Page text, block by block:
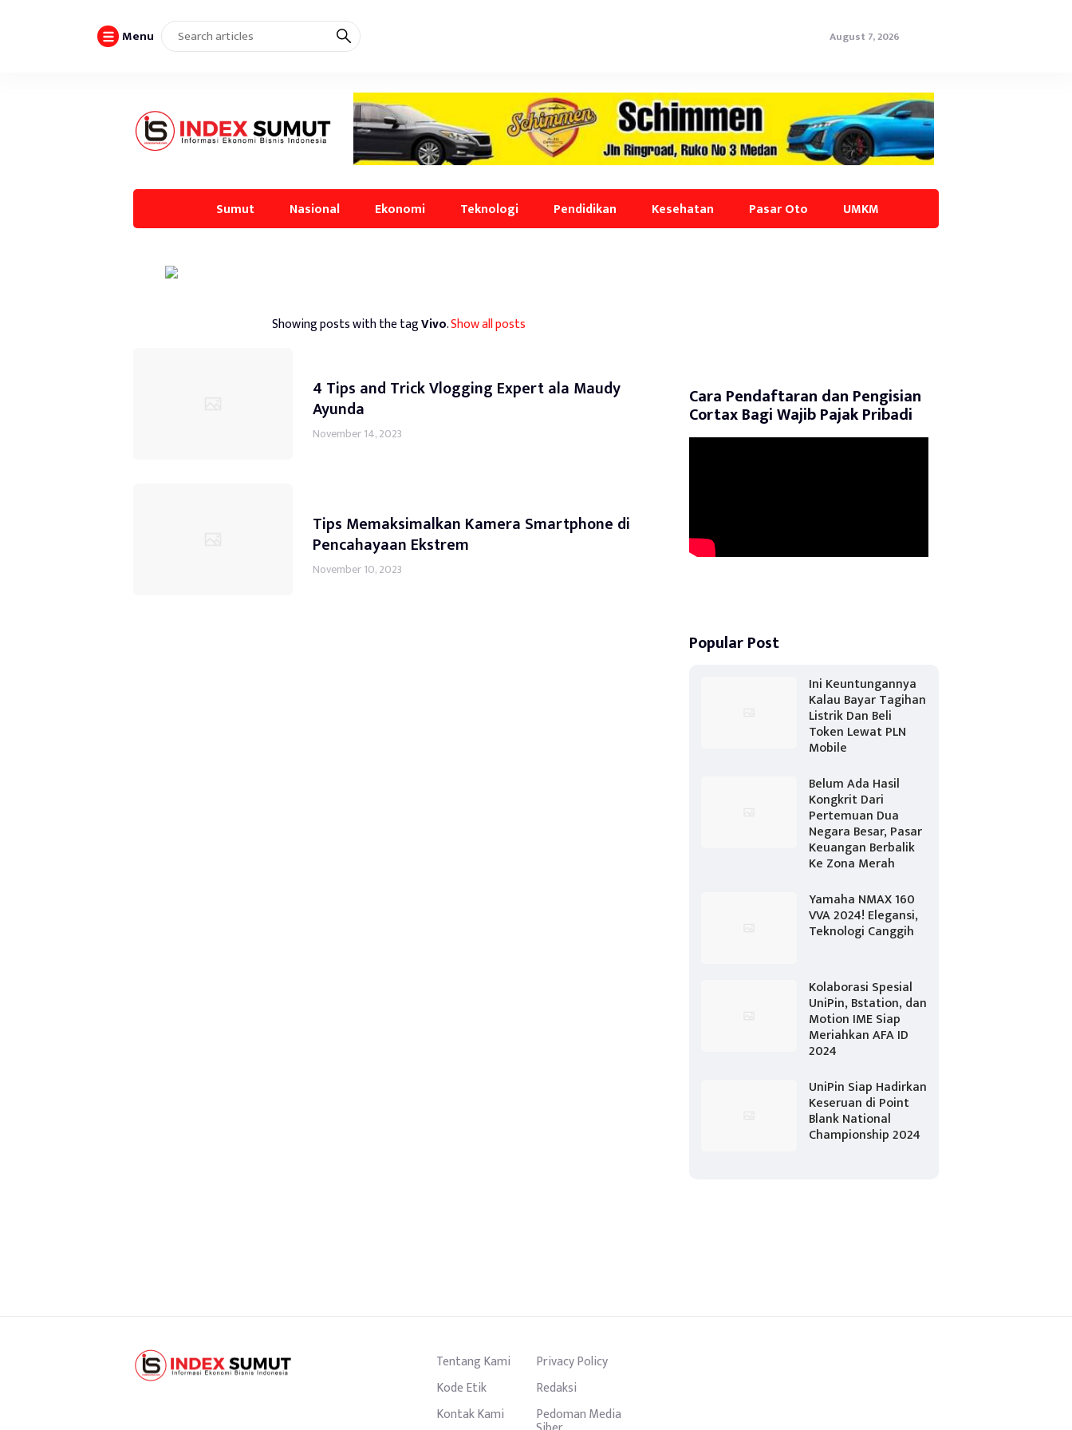
Menu August 7, 2026
Sumut Nasional Ekonomi Teknologi Pendidikan Kesehatan Pasar Oto UMKM
Showing posts with the tagVivo.Show all posts
4 Tips and Trick Vlogging Expert ala Maudy
Ayunda
November 14, 2023
Tips Memaksimalkan Kamera Smartphone di
Pencahayaan Ekstrem
November 10, 2023
Cara Pendaftaran dan Pengisian
Cortax Bagi Wajib Pajak Pribadi
Popular Post
Ini Keuntungannya
Kalau Bayar Tagihan
Listrik Dan Beli
Token Lewat PLN
Mobile
Belum Ada Hasil
Kongkrit Dari
Pertemuan Dua
Negara Besar, Pasar
Keuangan Berbalik
Ke Zona Merah
Yamaha NMAX 160
VVA 2024! Elegansi,
Teknologi Canggih
Kolaborasi Spesial
UniPin, Bstation, dan
Motion IME Siap
Meriahkan AFA ID
2024
UniPin Siap Hadirkan
Keseruan di Point
Blank National
Championship 2024
Tentang Kami
Privacy Policy
Kode Etik
Redaksi
Kontak Kami
Pedoman Media